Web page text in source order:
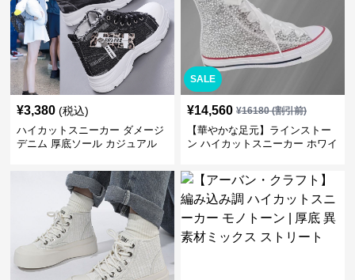
¥3,380 (税込)
ハイカットスニーカー ダメージ
デニム 厚底ソール カジュアル
かわいい 学校 日常使い 履きや
SALE
¥14,560 ¥16180(割引前)
【華やかな足元】ラインストー
ン ハイカットスニーカー ホワイ
ボン